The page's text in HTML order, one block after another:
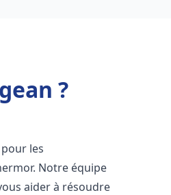
?
les
Notre équipe
aider à résoudre